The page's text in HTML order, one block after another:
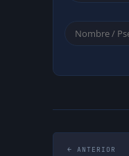
← ANTERIOR